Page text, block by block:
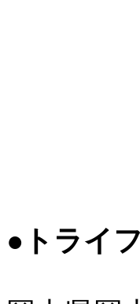
●トライ